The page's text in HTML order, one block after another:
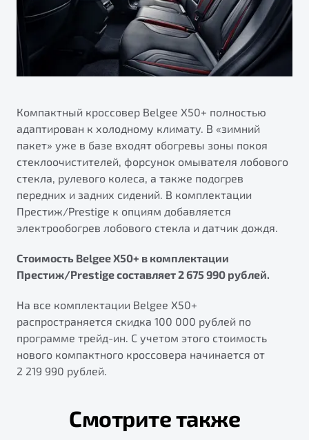
Компактный кроссовер Belgee X50+ полностью
адаптирован к холодному климату. В «зимний
пакет» уже в базе входят обогревы зоны покоя
стеклоочистителей, форсунок омывателя лобового
стекла, рулевого колеса, а также подогрев
передних и задних сидений. В комплектации
Престиж/Prestige к опциям добавляется
электрообогрев лобового стекла и датчик дождя.
Стоимость Belgee X50+ в комплектации
Престиж/Prestige составляет 2 675 990 рублей.
На все комплектации Belgee X50+
распространяется скидка 100 000 рублей по
программе трейд-ин. С учетом этого стоимость
нового компактного кроссовера начинается от
2 219 990 рублей.
Смотрите также